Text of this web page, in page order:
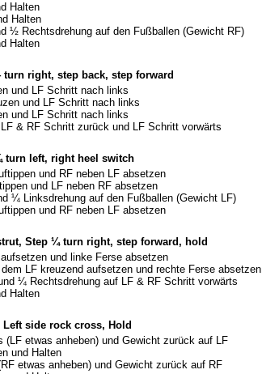
Halten
Halten
½ Rechtsdrehung auf den Fußballen (Gewicht RF)
Halten
turn right, step back, step forward
und LF Schritt nach links
und LF Schritt nach links
und LF Schritt nach links
& RF Schritt zurück und LF Schritt vorwärts
turn left, right heel switch
und RF neben LF absetzen
und LF neben RF absetzen
¼ Linksdrehung auf den Fußballen (Gewicht LF)
und RF neben LF absetzen
Step ¼ turn right, step forward, hold
und linke Ferse absetzen
LF kreuzend aufsetzen und rechte Ferse absetzen
¼ Rechtsdrehung auf LF & RF Schritt vorwärts
Halten
side rock cross, Hold
(LF etwas anheben) und Gewicht zurück auf LF
und Halten
etwas anheben) und Gewicht zurück auf RF